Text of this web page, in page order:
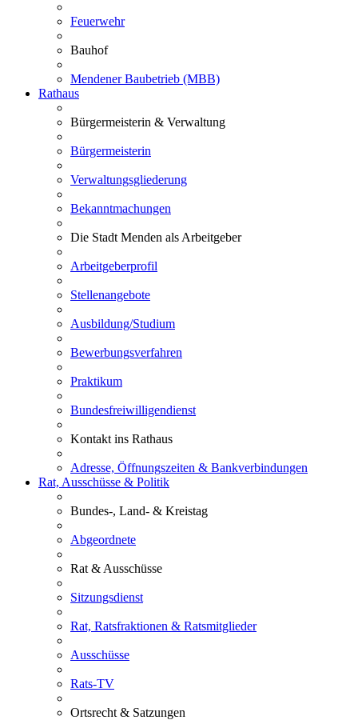
Feuerwehr
Bauhof
Mendener Baubetrieb (MBB)
Rathaus
Bürgermeisterin & Verwaltung
Bürgermeisterin
Verwaltungsgliederung
Bekanntmachungen
Die Stadt Menden als Arbeitgeber
Arbeitgeberprofil
Stellenangebote
Ausbildung/Studium
Bewerbungsverfahren
Praktikum
Bundesfreiwilligendienst
Kontakt ins Rathaus
Adresse, Öffnungszeiten & Bankverbindungen
Rat, Ausschüsse & Politik
Bundes-, Land- & Kreistag
Abgeordnete
Rat & Ausschüsse
Sitzungsdienst
Rat, Ratsfraktionen & Ratsmitglieder
Ausschüsse
Rats-TV
Ortsrecht & Satzungen